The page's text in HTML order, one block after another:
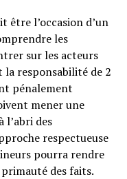
être l’occasion d’un
les
sur les acteurs
la responsabilité de 2
pénalement
mener une
l’abri des
respectueuse
pourra rendre
des faits.